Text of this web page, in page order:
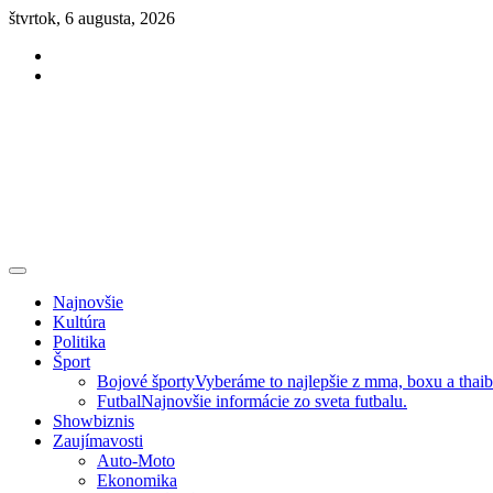
Skip
content
štvrtok, 6 augusta, 2026
Najnovšie
Kultúra
Politika
Šport
Bojové športyVyberáme to najlepšie z mma, boxu a
FutbalNajnovšie informácie zo sveta futbalu.
Showbiznis
Zaujímavosti
Auto-Moto
Ekonomika